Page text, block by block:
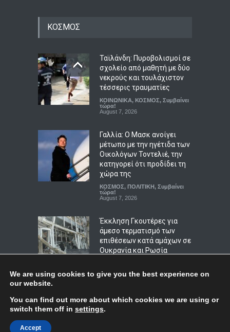
ΠΟΛΙΤΙΚΗ,Συμβαίνει τώρα!
August 7, 2026
Σοκ στην Κρήτη: Τουρίστας
ζήτησε τιμή για να
αγοράσει ανήλικο κορίτσι
ΚΟΣΜΟΣ
Ταϊλάνδη: Πυροβολισμοί σε
σχολείο από μαθητή με δύο
νεκρούς και τουλάχιστον
τέσσερις τραυματίες
ΚΟΙΝΩΝΙΚΑ, ΚΟΣΜΟΣ, Συμβαίνει
τώρα!
August 7, 2026
Γαλλία: Ο Μασκ ανοίγει
μέτωπο με την ηγέτιδα των
Οικολόγων Τοντελιέ, την
κατηγορεί ότι προδίδει τη
χώρα της
ΚΟΣΜΟΣ, ΠΟΛΙΤΙΚΗ, Συμβαίνει
τώρα!
August 7, 2026
Έκκληση Γκουτέρες για
άμεσο τερματισμό των
επιθέσεων κατά αμάχων σε
Ουκρανία και Ρωσία
την παραίτηση του Μερτς
αποδείχθηκε έργο Ρώσων
Top
© Copyright
We are using cookies to give you the best experience on
our website.
You can find out more about which cookies we are using or
switch them off in settings.
Accept